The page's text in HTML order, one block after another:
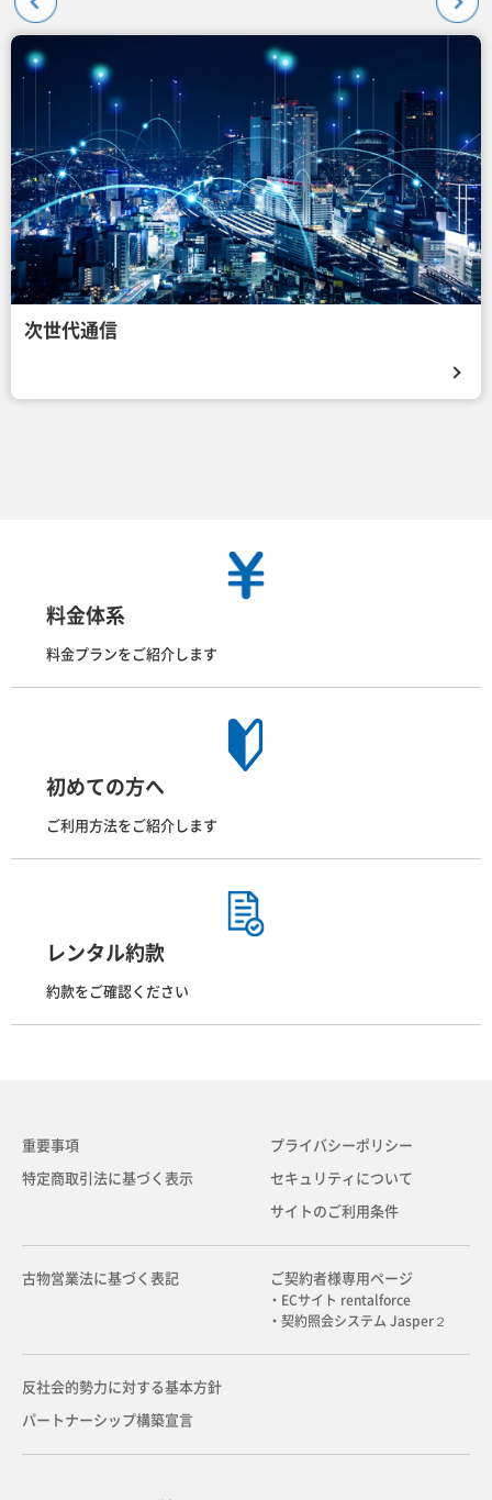
次世代通信
料金体系
料金プランをご紹介します
初めての方へ
ご利用方法をご紹介します
レンタル約款
約款をご確認ください
重要事項
特定商取引法に基づく表示
プライバシーポリシー
セキュリティについて
サイトのご利用条件
古物営業法に基づく表記 ご契約者様専用ページ
・ECサイト rentalforce
・契約照会システム Jasper２
反社会的勢力に対する基本方針
パートナーシップ構築宣言